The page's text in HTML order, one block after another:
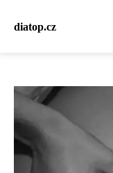
diatop.cz